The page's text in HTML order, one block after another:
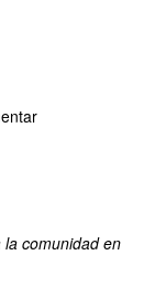
comunidad en